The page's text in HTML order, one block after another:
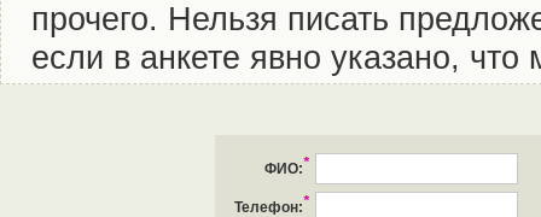
прочего. Нельзя писать
если в анкете явно указано,
ФИО:*
Телефон:*